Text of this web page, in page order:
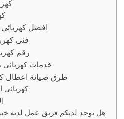
افضل كهربائي
فني
رقم
خدمات كهربائي
طرق صيانة اعطال
كهربائي
هل يوجد لديكم فريق عمل لديه